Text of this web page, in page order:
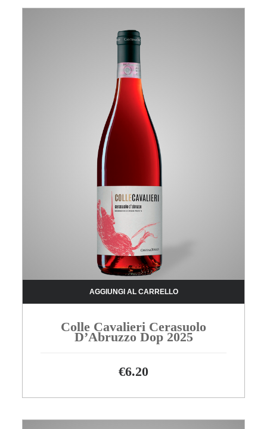
AGGIUNGI AL CARRELLO
Colle Cavalieri Cerasuolo
D’Abruzzo Dop 2025
€6.20